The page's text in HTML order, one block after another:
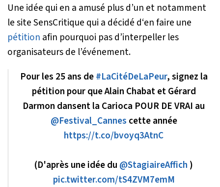
Une idée qui en a amusé plus d’un et notamment
le site SensCritique qui a décidé d‘en faire une
pétition afin pourquoi pas d’interpeller les
organisateurs de l’événement.
Pour les 25 ans de#LaCitéDeLaPeur, signez la
pétition pour que Alain Chabat et Gérard
Darmon dansent la Carioca POUR DE VRAI au
@Festival_Cannes cette année
https://t.co/bvoyq3AtnC
(D'après une idée du @StagiaireAffich )
pic.twitter.com/tS4ZVM7emM